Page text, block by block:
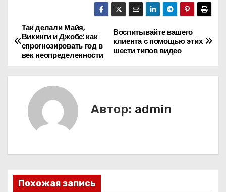
Н
а
в
ц
и
Воспитывайте вашего
клиента с помощью этих
шести типов видео
Так делали Майя,
Викинги и Джобс: как
спрогнозировать год в
век неопределенности
Автор: admin
Похожая запись